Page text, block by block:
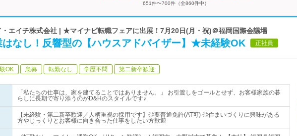
651件〜700件（全860件中）
エイチ株式会社 | ★マイナビ転職フェアに出展！7月20日(月・祝)＠福岡国際会議場
はなし！反響型の【ハウスアドバイザー】★未経験OK 正社員
OK 急募 転勤なし 学歴不問 第二新卒歓迎
「私たちの仕事は、家を建てることではありません。」 お引渡しをゴールとせず、お客様家族の暮
らしに長期で寄り添うのがD&Hのスタイルです♪
【未経験・第二新卒歓迎／人柄重視の採用です】◎要普通免許(AT可) ◎住まいづくりに興味がある
方やじっくりとお客様に向き合った仕事をしたい方歓迎